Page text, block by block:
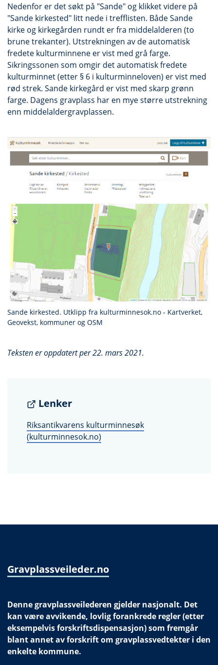
Nedenfor er det søkt på "Sande" og klikket videre på
"Sande kirkested" litt nede i trefflisten. Både Sande
kirke og kirkegården rundt er fra middelalderen (to
brune trekanter). Utstrekningen av de automatisk
fredete kulturminnene er vist med grå farge.
Sikringssonen som omgir det automatisk fredete
kulturminnet (etter § 6 i kulturminneloven) er vist med
rød strek. Sande kirkegård er vist med skarp grønn
farge. Dagens gravplass har en mye større utstrekning
enn middelaldergravplassen.
Sande kirkested. Utklipp fra kulturminnesok.no - Kartverket,
Geovekst, kommuner og OSM
Teksten er oppdatert per 22. mars 2021.
Lenker
Riksantikvarens kulturminnesøk
(kulturminnesok.no)
Gravplassveileder.no
Denne gravplassveilederen gjelder nasjonalt. Det
kan være avvikende, lovlig forankrede regler (etter
eksempelvis forskriftsdispensasjon) som fremgår
blant annet av forskrift om gravplassvedtekter i den
enkelte kommune.